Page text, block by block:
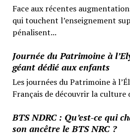
Face aux récentes
qui touchent l’enseignement
pénalisent...
Journée du Patrimoine à
géant dédié aux enfants
Les journées du Patrimoine à
Français de découvrir la culture
BTS NDRC : Qu’est-ce qui
son ancêtre le BTS NRC ?